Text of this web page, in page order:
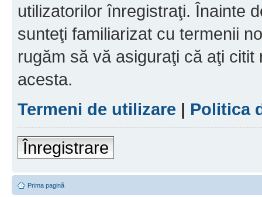
utilizatorilor înregistraţi. Înainte
sunteţi familiarizat cu termenii
rugăm să vă asiguraţi că aţi
acesta.
Termeni de utilizare | Politica
Înregistrare
Prima pagină